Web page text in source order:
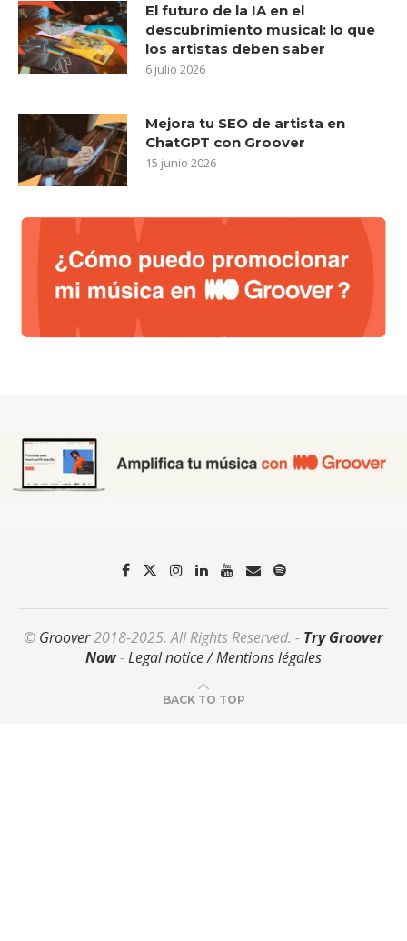
El futuro de la IA en el
descubrimiento musical: lo que
los artistas deben saber
6 julio 2026
Mejora tu SEO de artista en
ChatGPT con Groover
15 junio 2026
© Groover2018-2025. All Rights Reserved. - Try Groover
Now-Legal notice / Mentions légales
BACK TO TOP